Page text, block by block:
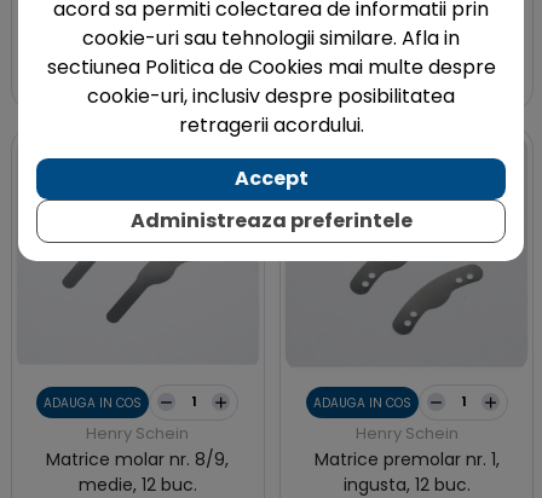
30,00 lei
18,00 lei
31,00 lei
18,60 lei
-40%
ADAUGA IN COS
Henry Schein
Matrice molar nr. 8/9,
medie, 12 buc.
-40%
ADAUGA IN COS
Henry Schein
Matrice premolar nr. 1,
ingusta, 12 buc.
acord sa permiti colectarea de informatii prin
cookie-uri sau tehnologii similare. Afla in
sectiunea Politica de Cookies mai multe despre
cookie-uri, inclusiv despre posibilitatea
retragerii acordului.
Accept
Administreaza preferintele